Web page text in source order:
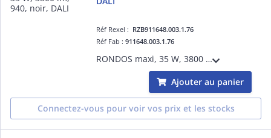
Réf Rexel : RZB911648.003.1.76
Réf Fab :911648.003.1.76
RONDOS maxi, 35 W, 3800 lm, 940, noir, DALI, Projecteurs à encastrer, D 178 H 3 HEL 140, 42°
Ajouter au panier
Connectez-vous pour voir vos prix et les stocks